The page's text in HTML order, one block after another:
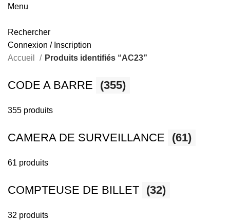
Menu
Rechercher
Connexion / Inscription
Accueil
Produits identifiés “AC23”
CODE A BARRE (355)
355 produits
CAMERA DE SURVEILLANCE (61)
61 produits
COMPTEUSE DE BILLET (32)
32 produits